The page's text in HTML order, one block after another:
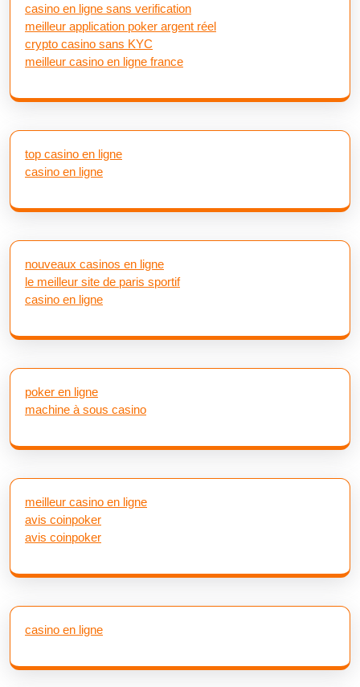
casino en ligne sans verification
meilleur application poker argent réel
crypto casino sans KYC
meilleur casino en ligne france
top casino en ligne
casino en ligne
nouveaux casinos en ligne
le meilleur site de paris sportif
casino en ligne
poker en ligne
machine à sous casino
meilleur casino en ligne
avis coinpoker
avis coinpoker
casino en ligne